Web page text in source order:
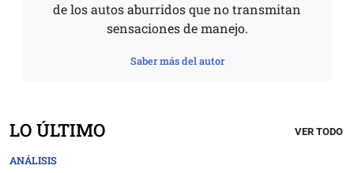
de los autos aburridos que no transmitan
sensaciones de manejo.
Saber más del autor
LO ÚLTIMO VER TODO
ANÁLISIS